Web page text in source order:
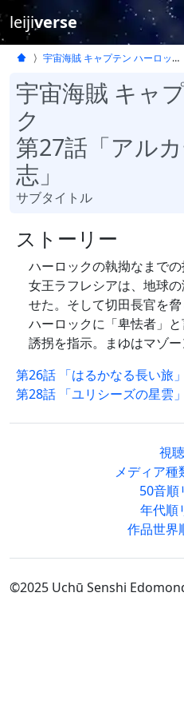
leijiverse
宇宙海賊 キャプテン ハーロック
宇宙海賊 キャ
ク
第27話「アル
志」
サブタイトル
ストーリー
ハーロックの執拗なまで
女王ラフレシアは、地球
せた。そして切田長官を脅
ハーロックに「卑怯者」
誘拐を指示。まゆはマゾー
第26話 「はるかなる長い旅
第28話 「ユリシーズの星雲
視
メディア種
50音順
年代順
作品世界
©2025 Uchū Senshi